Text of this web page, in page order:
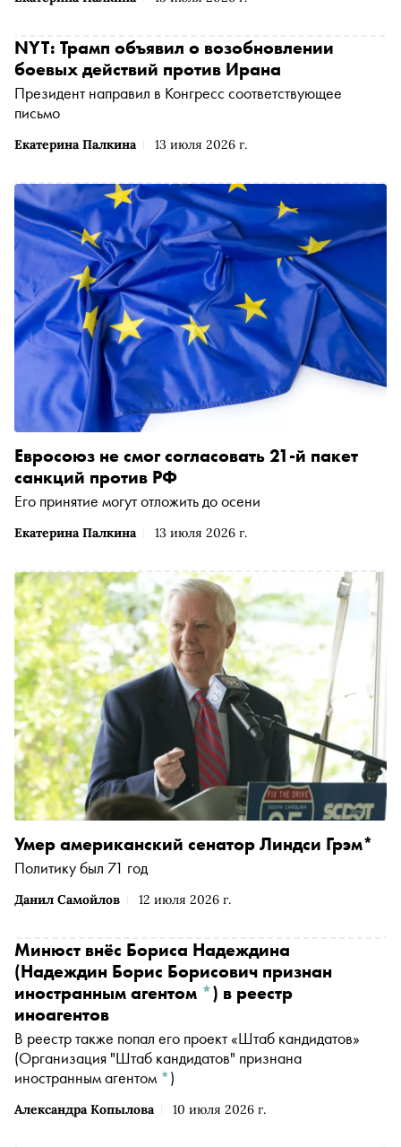
Екатерина Палкина 13 июля 2026 г.
NYT: Трамп объявил о возобновлении
боевых действий против Ирана
Президент направил в Конгресс соответствующее
письмо
Екатерина Палкина 13 июля 2026 г.
Евросоюз не смог согласовать 21-й пакет
санкций против РФ
Его принятие могут отложить до осени
Данил Самойлов 12 июля 2026 г.
Умер американский сенатор Линдси Грэм*
Политику был 71 год
Александра Копылова 10 июля 2026 г.
Минюст внёс Бориса Надеждина
(Надеждин Борис Борисович признан
иностранным агентом *) в реестр
иноагентов
В реестр также попал его проект«Штаб кандидатов»
(Организация "Штаб кандидатов" признана
иностранным агентом *)